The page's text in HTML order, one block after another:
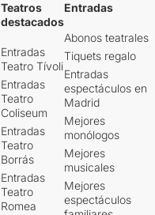
Teatros
destacados
Entradas
Teatro Tívoli
Entradas
Teatro
Coliseum
Entradas
Teatro
Borrás
Entradas
Teatro
Romea
Entradas
Abonos teatrales
Tiquets regalo
Entradas
espectáculos en
Madrid
Mejores
monólogos
Mejores
musicales
Mejores
espectáculos